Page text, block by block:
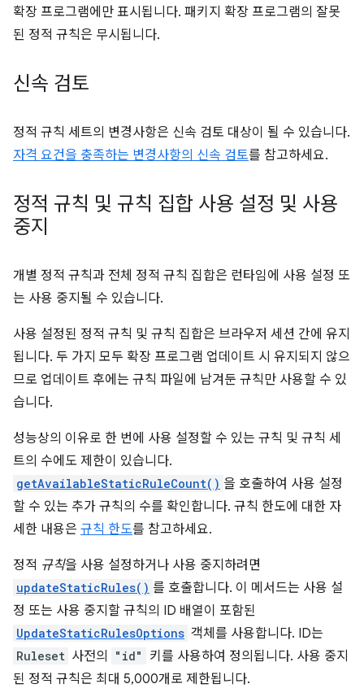
확장 프로그램에만 표시됩니다. 패키지 확장 프로그램의 잘못
된 정적 규칙은 무시됩니다.
신속 검토
정적 규칙 세트의 변경사항은 신속 검토 대상이 될 수 있습니다.
자격 요건을 충족하는 변경사항의 신속 검토를 참고하세요.
정적 규칙 및 규칙 집합 사용 설정 및 사용
중지
개별 정적 규칙과 전체 정적 규칙 집합은 런타임에 사용 설정 또
는 사용 중지될 수 있습니다.
사용 설정된 정적 규칙 및 규칙 집합은 브라우저 세션 간에 유지
됩니다. 두 가지 모두 확장 프로그램 업데이트 시 유지되지 않으
므로 업데이트 후에는 규칙 파일에 남겨둔 규칙만 사용할 수 있
습니다.
성능상의 이유로 한 번에 사용 설정할 수 있는 규칙 및 규칙 세
트의 수에도 제한이 있습니다.
getAvailableStaticRuleCount() 을 호출하여 사용 설정
할 수 있는 추가 규칙의 수를 확인합니다. 규칙 한도에 대한 자
세한 내용은 규칙 한도를 참고하세요.
정적 규칙을 사용 설정하거나 사용 중지하려면
updateStaticRules() 를 호출합니다. 이 메서드는 사용 설
정 또는 사용 중지할 규칙의 ID 배열이 포함된
UpdateStaticRulesOptions 객체를 사용합니다. ID는
Ruleset 사전의 "id"
키를 사용하여 정의됩니다. 사용 중지
된 정적 규칙은 최대 5,000개로 제한됩니다.